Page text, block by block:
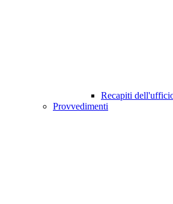
Recapiti
Provvedimenti